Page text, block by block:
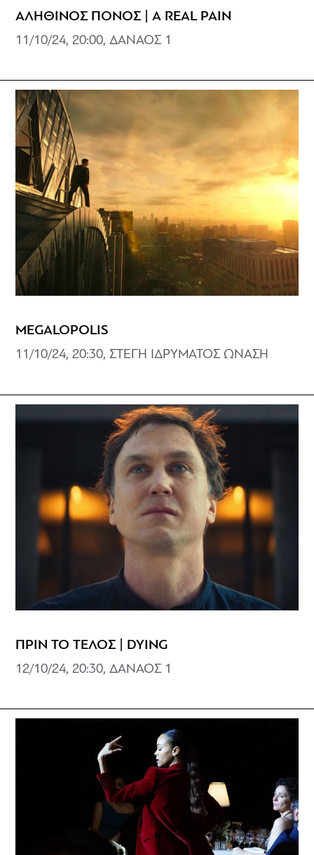
ΑΛΗΘΙΝΟΣ ΠΟΝΟΣ | A REAL PAIN
11/10/24, 20:00, ΔΑΝΑΟΣ 1
MEGALOPOLIS
11/10/24, 20:30, ΣΤΕΓΗ ΙΔΡΥΜΑΤΟΣ ΩΝΑΣΗ
ΠΡΙΝ ΤΟ ΤΕΛΟΣ | DYING
12/10/24, 20:30, ΔΑΝΑΟΣ 1